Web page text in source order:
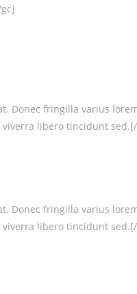
Donec fringilla varius
viverra libero tincidunt
Donec fringilla varius
viverra libero tincidunt